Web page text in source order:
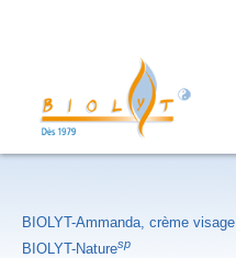
BIOLYT-Ammanda, crème visage
BIOLYT-Naturesp